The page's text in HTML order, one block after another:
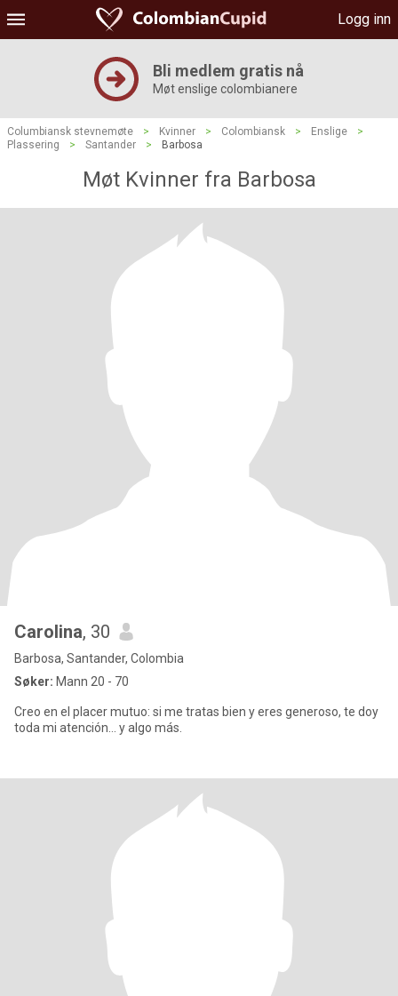
Logg inn
Bli medlem gratis nå
Møt enslige colombianere
Columbiansk stevnemøte > Kvinner > Colombiansk > Enslige
>
Plassering
> Santander > Barbosa
Møt Kvinner fra Barbosa
Carolina, 30
Barbosa, Santander, Colombia
Søker: Mann 20 - 70
Creo en el placer mutuo: si me tratas bien y eres generoso, te doy
toda mi atención… y algo más.